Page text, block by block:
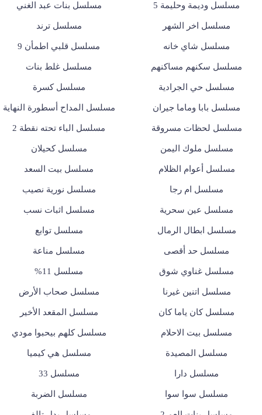
مسلسل وديمة وحليمة 5 مسلسل بنات عبد الغني
مسلسل اخر الشهر مسلسل ترند
مسلسل شاي خانه مسلسل قلبي اطمأن 9
مسلسل سكنهم مساكنهم مسلسل غلط بنات
مسلسل حي الجرادية مسلسل كسرة
مسلسل بابا وماما جيران مسلسل المداح أسطورة النهاية
مسلسل لحظات مسروقة مسلسل الباء تحته نقطة 2
مسلسل ملوك اليمن مسلسل كحيلان
مسلسل أعوام الظلام مسلسل بيت السعد
مسلسل ام رجا مسلسل نورية نصيب
مسلسل عين سحرية مسلسل اثبات نسب
مسلسل ابطال الرمال مسلسل توابع
مسلسل حد أقصى مسلسل مناعة
مسلسل غناوي شوق مسلسل 11%
مسلسل اتنين غيرنا مسلسل صحاب الأرض
مسلسل كان ياما كان مسلسل المقعد الأخير
مسلسل بيت الاحلام مسلسل كلهم بيحبوا مودي
مسلسل المصيدة مسلسل هي كيميا
مسلسل دارا مسلسل 33
مسلسل سوا سوا مسلسل الضربة